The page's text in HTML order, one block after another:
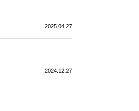
2025.04.27
2024.12.27